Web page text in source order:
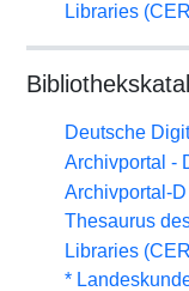
Libraries
Deutsche
Archivportal -
Archivportal-D
Thesaurus
Libraries
*